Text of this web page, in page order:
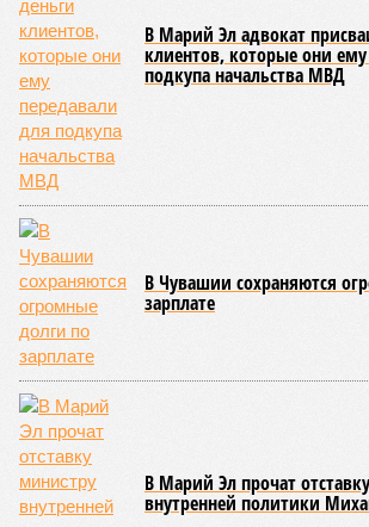
В Марий Эл адвокат
клиентов, которые они
подкупа начальства МВД
В Чувашии сохраняются
зарплате
В Марий Эл прочат
внутренней политики